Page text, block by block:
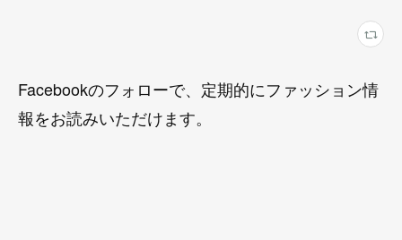
Facebookのフォローで、定期的にファッション情
報をお読みいただけます。